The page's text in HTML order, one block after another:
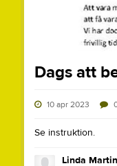
Dags att
10 apr 2023
Se instruktion.
Linda